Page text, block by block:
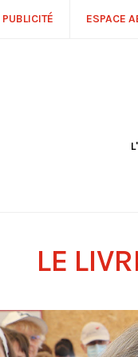
PUBLICITÉ ESPACE
LE